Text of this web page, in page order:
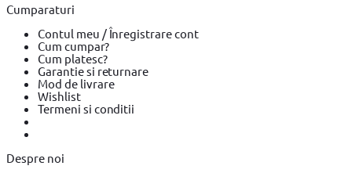
Cumparaturi
Contul meu / Înregistrare cont
Cum cumpar?
Cum platesc?
Garantie si returnare
Mod de livrare
Wishlist
Termeni si conditii
Despre noi